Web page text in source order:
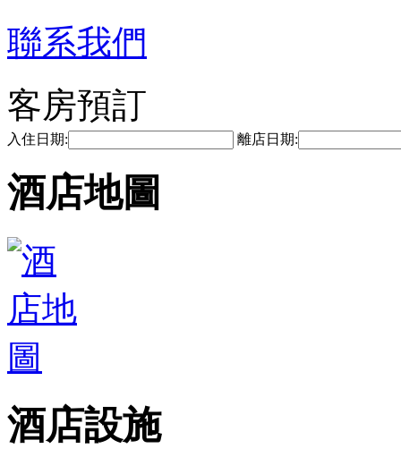
聯系我們
客房預訂
入住日期: 離店日期:
酒店地圖
酒店設施